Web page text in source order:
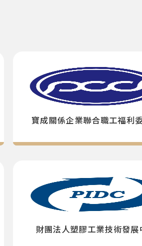
寶成關係企業聯合職工福利
財團法人塑膠工業技術發展